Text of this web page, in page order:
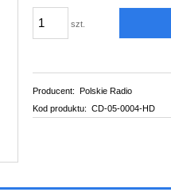
szt.
Producent:
Polskie Radio
Kod produktu: CD-05-0004-HD